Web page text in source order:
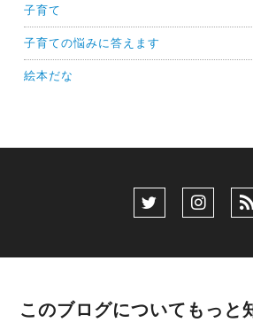
子育て
子育ての悩みに答えます
絵本だな
このブログについてもっと